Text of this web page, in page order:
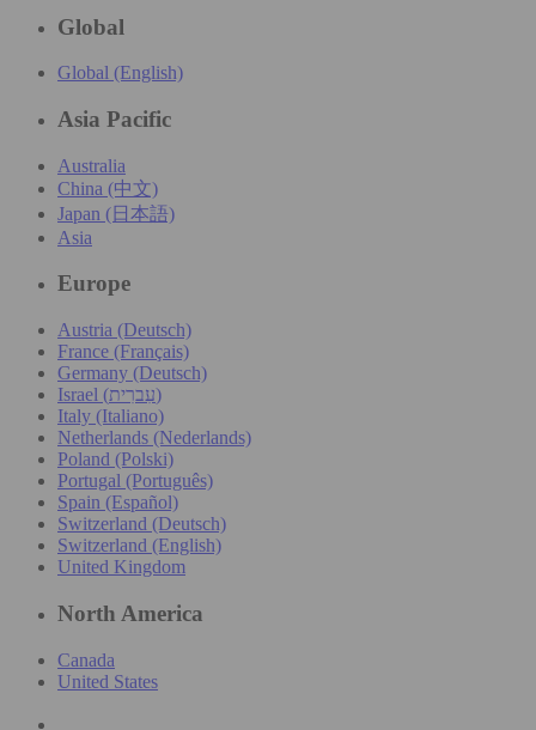
Global
Global (English)
Asia Pacific
Australia
China (中文)
Japan (日本語)
Asia
Europe
Austria (Deutsch)
France (Français)
Germany (Deutsch)
Israel (עִברִית)
Italy (Italiano)
Netherlands (Nederlands)
Poland (Polski)
Portugal (Português)
Spain (Español)
Switzerland (Deutsch)
Switzerland (English)
United Kingdom
North America
Canada
United States